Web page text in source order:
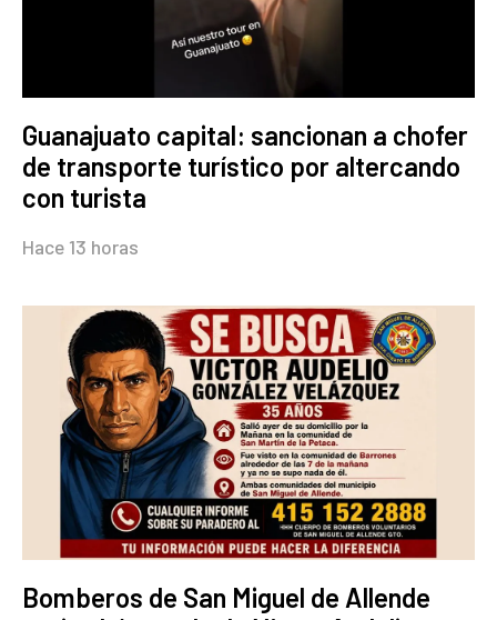
Guanajuato capital: sancionan a chofer
de transporte turístico por altercando
con turista
Hace 13 horas
Bomberos de San Miguel de Allende